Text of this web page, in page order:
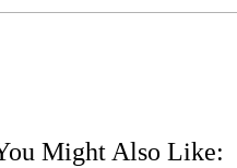
Might Also Like: